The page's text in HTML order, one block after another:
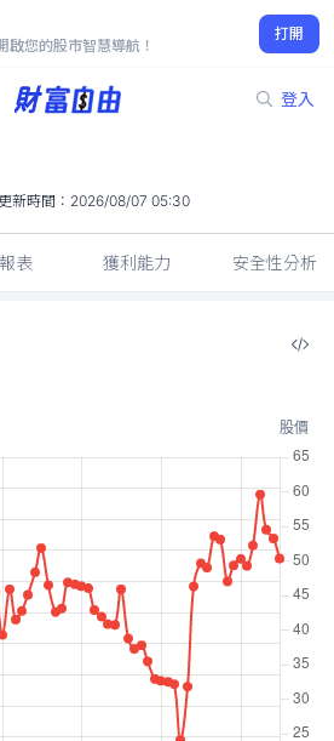
啟您的股市智慧導航！
打開
登入
0.41%
新時間： 2026/08/07 05:30
表 獲利能力 安全性分析